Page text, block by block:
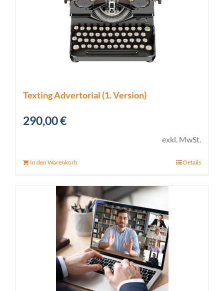
Texting Advertorial (1. Version)
290,00€
exkl. MwSt.
In den Warenkorb Details